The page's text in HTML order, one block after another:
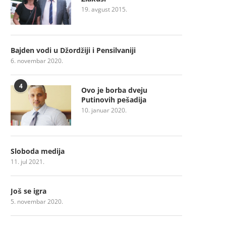
19. avgust 2015.
Bajden vodi u Džordžiji i Pensilvaniji
6. novembar 2020.
4
Ovo je borba dveju
Putinovih pešadija
10. januar 2020.
Sloboda medija
11. jul 2021.
Još se igra
5. novembar 2020.